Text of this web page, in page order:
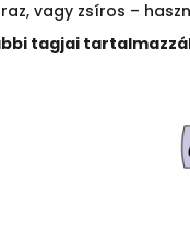
vagy zsíros –
tagjai